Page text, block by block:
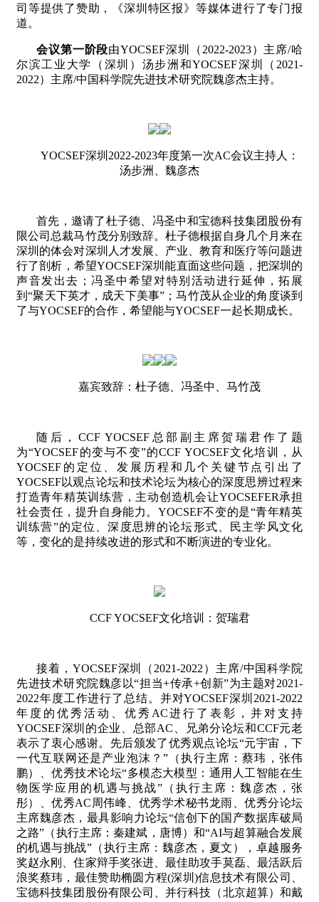
司等提供了赞助，《深圳特区报》等媒体进行了专门报
道。
会议第一阶段由YOCSEF深圳（ 2022-2023）主席/哈
尔滨工业大学（深圳）汤步洲和YOCSEF深圳（ 2021-
2022）主席/中国科学院先进技术研究院魏彦杰主持。
YOCSEF深圳 2022-2023年度第一次AC会议主持人：
汤步洲、魏彦杰
首先，邀请了杜子德、冯圣中和宝德科技集团股份有
限公司总裁马竹茂分别致辞。杜子德根据自身几个月来在
深圳的体会对深圳人才发展、产业、教育和医疗等问题进
行了剖析，希望YOCSEF深圳能直面这些问题，把深圳的
声音发出去；冯圣中希望对特别活动进行延伸，拓展
到“聚天下英才，成天下美事”；马竹茂从企业的角度谈到
了与YOCSEF的合作，希望能与YOCSEF一起长期成长。
嘉宾致辞：杜子德、冯圣中、马竹茂
随后， CCF YOCSEF 总部副主席贺瑞君作了题
为“YOCSEF的变与不变”的CCF YOCSEF文化培训，从
YOCSEF 的定位、发展历程和几个关键节点引出了
YOCSEF以观点论坛和技术论坛为核心的深度思辨过程来
打造青年精英训练营，主动创造机会让YOCSEFER承担
社会责任，提升自身能力。 YOCSEF不变的是“青年精英
训练营”的定位、深度思辨的论坛形式、民主学风文化
等，变化的是持续改进的形式和不断演进的专业化。
CCF YOCSEF文化培训：贺瑞君
接着， YOCSEF深圳（ 2021-2022 ）主席/中国科学院
先进技术研究院魏彦以“担当+传承+创新”为主题对2021-
2022年度工作进行了总结。并对YOCSEF深圳 2021-2022
年度的优秀活动、优秀 AC进行了表彰，并对支持
YOCSEF深圳的企业、总部AC 、兄弟分论坛和CCF元老
表示了衷心感谢。先后颁发了优秀观点论坛“元宇宙，下
一代互联网还是产业泡沫？”（执行主席：蔡玮，张伟
鹏）、优秀技术论坛“多模态大模型：通用人工智能在生
物医学应用的机遇与挑战”（执行主席：魏彦杰，张
彤）、优秀AC 周伟峰、优秀学术秘书龙雨、优秀分论坛
主席魏彦杰，最具影响力论坛“信创下的国产数据库破局
之路”（执行主席：秦建斌，唐博）和“AI与超算融合发展
的机遇与挑战”（执行主席：魏彦杰，夏文），卓越服务
奖赵永刚、住家辩手奖张进、最佳助攻手莫磊、最活跃后
浪奖蔡玮，最佳赞助椭圆方程(深圳)信息技术有限公司、
宝德科技集团股份有限公司、并行科技（北京超算）和戴